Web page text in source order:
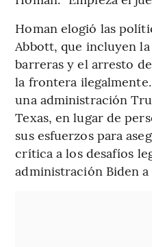
Homan elogió las
Abbott, que incluyen
barreras y el arresto
la frontera
una administración
Texas, en lugar de
sus esfuerzos para
crítica a los desafíos
administración Biden